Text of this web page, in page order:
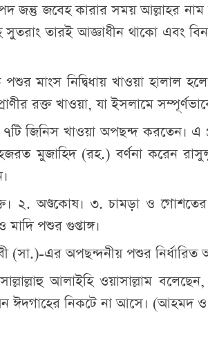
জন্তু জবেহ কারার সময় আল্লাহর
সুতরাং তারই আজ্ঞাধীন থাকো এবং
পশুর মাংস নিদ্বিধায় খাওয়া হালাল
রক্ত খাওয়া, যা ইসলামে সম্পূর্ণভাবে
জিনিস খাওয়া অপছন্দ করতেন। এ
মুজাহিদ (রহ.) বর্ণনা করেন
২. অণ্ডকোষ। ৩. চামড়া ও গোশতের
পশুর গুপ্তাঙ্গ।
(সা.)-এর অপছন্দনীয় পশুর নির্ধারিত
আলাইহি ওয়াসাল্লাম
ঈদগাহের নিকটে না আসে। (আহমদ